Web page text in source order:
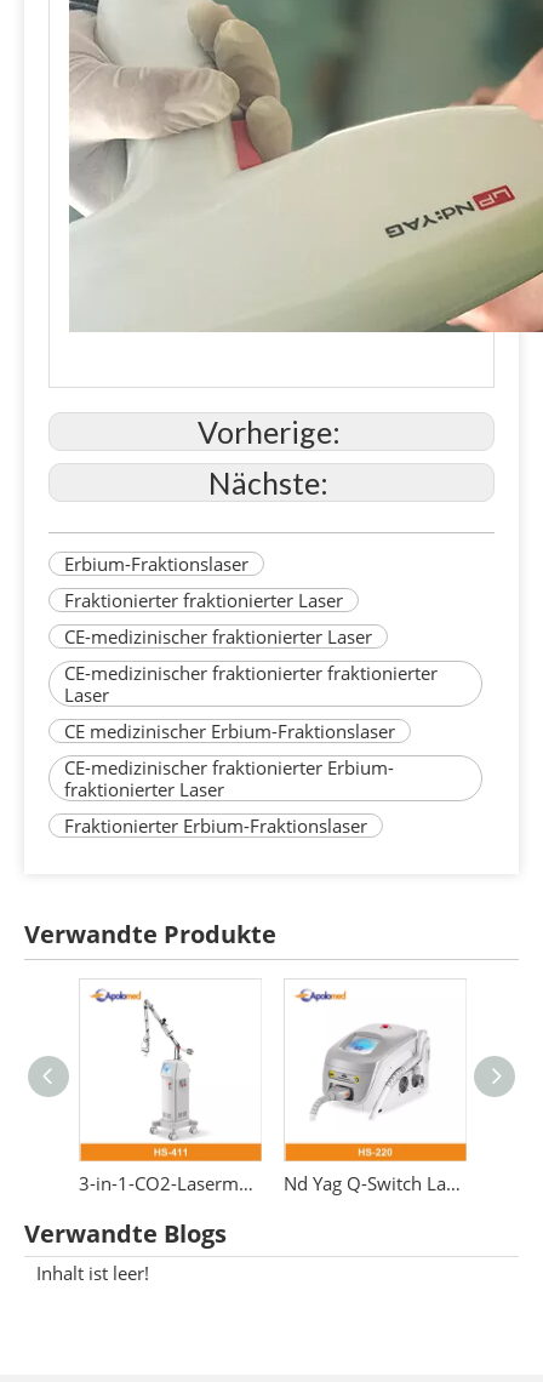
Vorherige:
Nächste:
Erbium-Fraktionslaser
Fraktionierter fraktionierter Laser
CE-medizinischer fraktionierter Laser
CE-medizinischer fraktionierter fraktionierter
Laser
CE medizinischer Erbium-Fraktionslaser
CE-medizinischer fraktionierter Erbium-
fraktionierter Laser
Fraktionierter Erbium-Fraktionslaser
Verwandte Produkte
3-in-1-CO2-Lasermaschine 10600-nm-Fraktionslaser Nd Yag Q-Switch Laser Pico Laser Tattooentfernung 1064 532 nm Schönheitsmaschine
Verwandte Blogs
Inhalt ist leer!